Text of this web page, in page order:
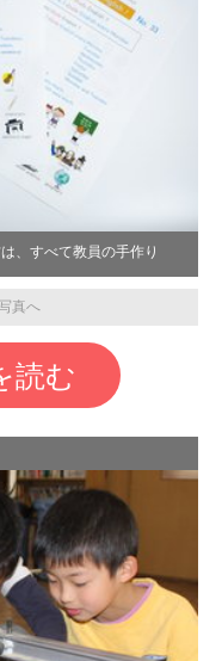
、すべて教員の手作り
真へ
読む